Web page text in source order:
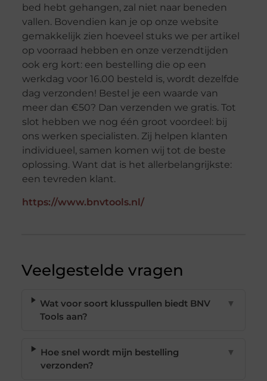
bed hebt gehangen, zal niet naar beneden
vallen. Bovendien kan je op onze website
gemakkelijk zien hoeveel stuks we per artikel
op voorraad hebben en onze verzendtijden
ook erg kort: een bestelling die op een
werkdag voor 16.00 besteld is, wordt dezelfde
dag verzonden! Bestel je een waarde van
meer dan €50? Dan verzenden we gratis. Tot
slot hebben we nog één groot voordeel: bij
ons werken specialisten. Zij helpen klanten
individueel, samen komen wij tot de beste
oplossing. Want dat is het allerbelangrijkste:
een tevreden klant.
https://www.bnvtools.nl/
Veelgestelde vragen
Wat voor soort klusspullen biedt BNV
Tools aan?
▼
Hoe snel wordt mijn bestelling
verzonden?
▼